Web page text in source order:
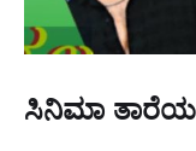
ಸಿನಿಮಾ ತಾರೆಯರ